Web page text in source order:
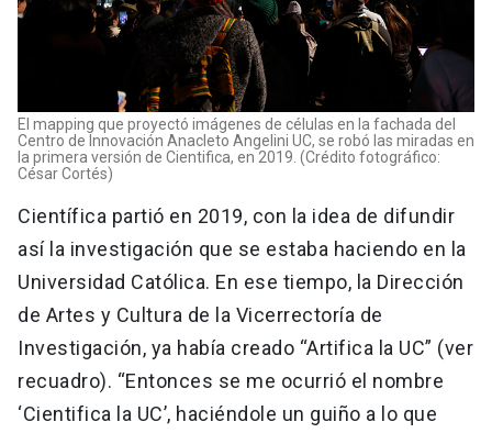
El mapping que proyectó imágenes de células en la fachada del
Centro de Innovación Anacleto Angelini UC, se robó las miradas en
la primera versión de Cientifica, en 2019. (Crédito fotográfico:
César Cortés)
Científica partió en 2019, con la idea de difundir
así la investigación que se estaba haciendo en la
Universidad Católica. En ese tiempo, la Dirección
de Artes y Cultura de la Vicerrectoría de
Investigación, ya había creado “Artifica la UC” (ver
recuadro). “Entonces se me ocurrió el nombre
‘Cientifica la UC’, haciéndole un guiño a lo que